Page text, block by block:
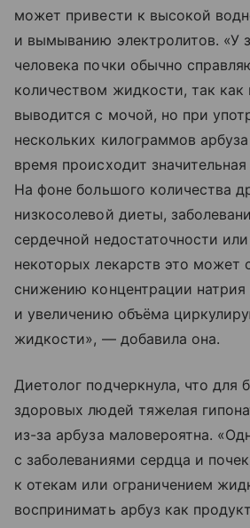
может привести к высокой
и вымыванию электролитов. «У
человека почки обычно
количеством жидкости, так как
выводится с мочой, но при
нескольких килограммов
время происходит значительная
На фоне большого количества
низкосолевой диеты,
сердечной недостаточности
некоторых лекарств это может
снижению концентрации натрия
и увеличению объёма
жидкости», — добавила она.
Диетолог подчеркнула, что для
здоровых людей тяжелая
из-за арбуза маловероятна.
с заболеваниями сердца и
к отекам или ограничением
воспринимать арбуз как